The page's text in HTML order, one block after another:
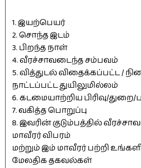
1. இயற்பெயர்
2. சொந்த இடம்
3. பிறந்த நாள்
4. வீரச்சாவடைந்த சம்பவம்
5. வித்துடல் விதைக்கப்பட்ட /
நாட்டப்பட்ட துயிலுமில்லம்
6. கடமையாற்றிய பிரிவு/
7. வகித்த பொறுப்பு
8. இவரின் குடும்பத்தில்
மாவீரர் விபரம்
மற்றும் இம் மாவீரர் பற்றி
மேலதிக தகவல்கள்